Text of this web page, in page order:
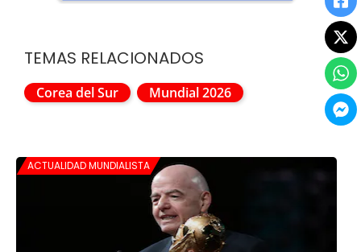
TEMAS RELACIONADOS
Corea del Sur Mundial 2026
ACTUALIDAD MUNDIALISTA